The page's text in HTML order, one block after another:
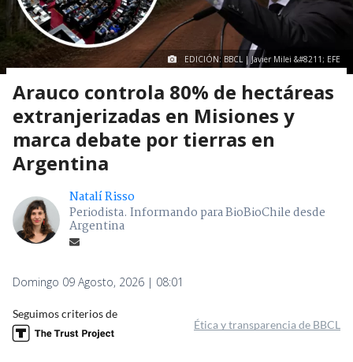
EDICIÓN: BBCL | Javier Milei &#8211; EFE
Arauco controla 80% de hectáreas
extranjerizadas en Misiones y
marca debate por tierras en
Argentina
Natalí Risso
Periodista. Informando para BioBioChile desde
Argentina
Domingo 09 Agosto, 2026 | 08:01
Seguimos criterios de
Ética y transparencia de BBCL